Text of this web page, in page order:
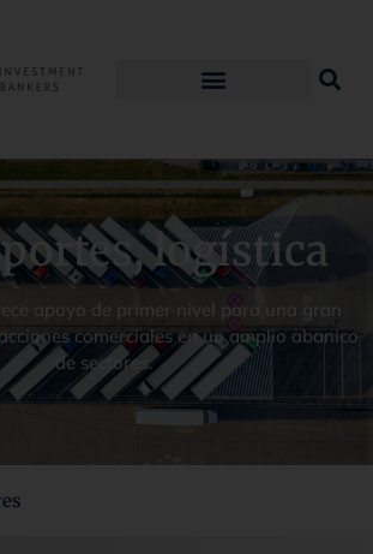
logística
apoyo de primer nivel para una gran
comerciales en un amplio abanico
de sectores.